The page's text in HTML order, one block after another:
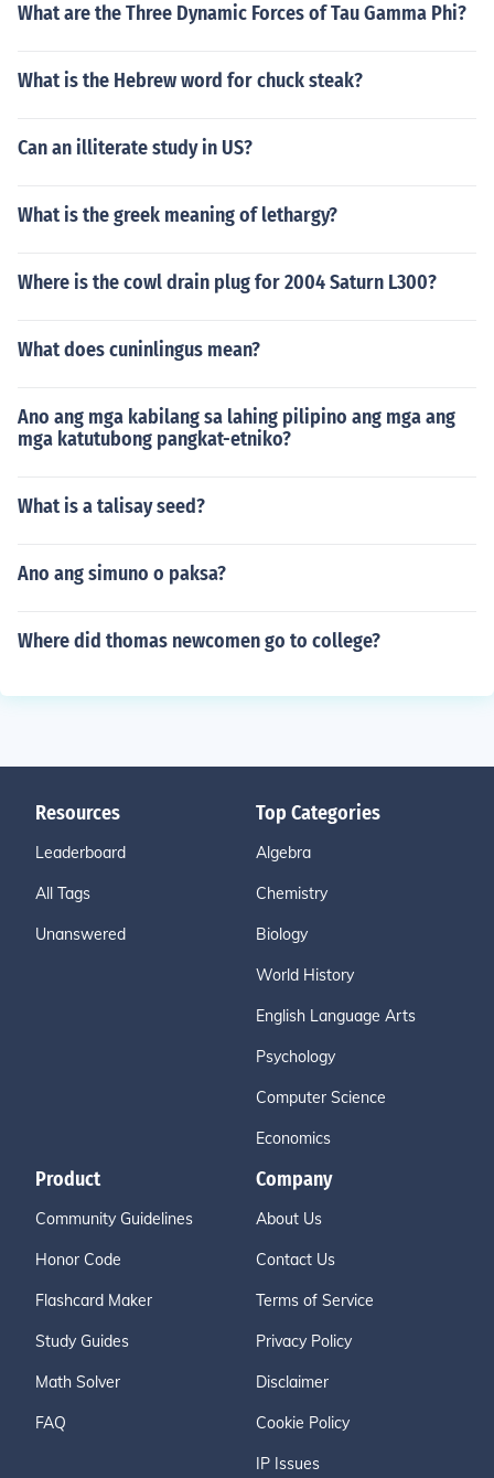
What are the Three Dynamic Forces of Tau Gamma Phi?
What is the Hebrew word for chuck steak?
Can an illiterate study in US?
What is the greek meaning of lethargy?
Where is the cowl drain plug for 2004 Saturn L300?
What does cuninlingus mean?
Ano ang mga kabilang sa lahing pilipino ang mga ang
mga katutubong pangkat-etniko?
What is a talisay seed?
Ano ang simuno o paksa?
Where did thomas newcomen go to college?
Resources
Leaderboard
All Tags
Unanswered
Top Categories
Algebra
Chemistry
Biology
World History
English Language Arts
Psychology
Computer Science
Economics
Product
Community Guidelines
Honor Code
Flashcard Maker
Study Guides
Math Solver
FAQ
Company
About Us
Contact Us
Terms of Service
Privacy Policy
Disclaimer
Cookie Policy
IP Issues